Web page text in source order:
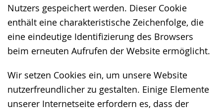
Nutzers gespeichert werden. Dieser Cookie
enthält eine charakteristische Zeichenfolge, die
eine eindeutige Identifizierung des Browsers
beim erneuten Aufrufen der Website ermöglicht.
Wir setzen Cookies ein, um unsere Website
nutzerfreundlicher zu gestalten. Einige Elemente
unserer Internetseite erfordern es, dass der